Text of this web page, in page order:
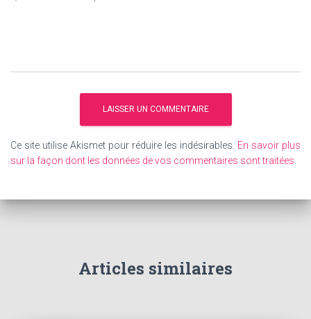
Ce site utilise Akismet pour réduire les indésirables. En savoir plus
sur la façon dont les données de vos commentaires sont traitées
Articles similaires